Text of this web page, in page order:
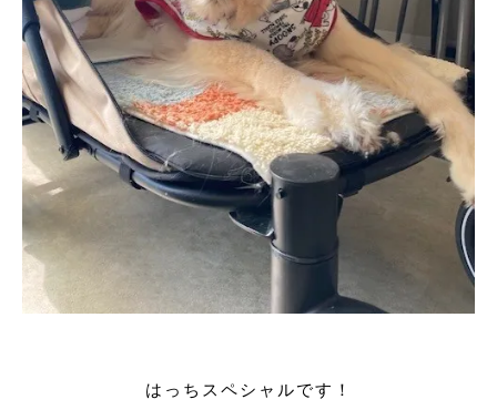
はっちスペシャルです！